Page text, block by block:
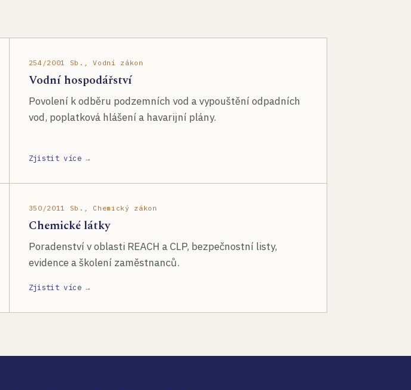
254/2001 Sb., Vodní zákon
Vodní hospodářství
Povolení k odběru podzemních vod a vypouštění odpadních
vod, poplatková hlášení a havarijní plány.
Zjistit více →
350/2011 Sb., Chemický zákon
Chemické látky
Poradenství v oblasti REACH a CLP, bezpečnostní listy,
evidence a školení zaměstnanců.
Zjistit více →